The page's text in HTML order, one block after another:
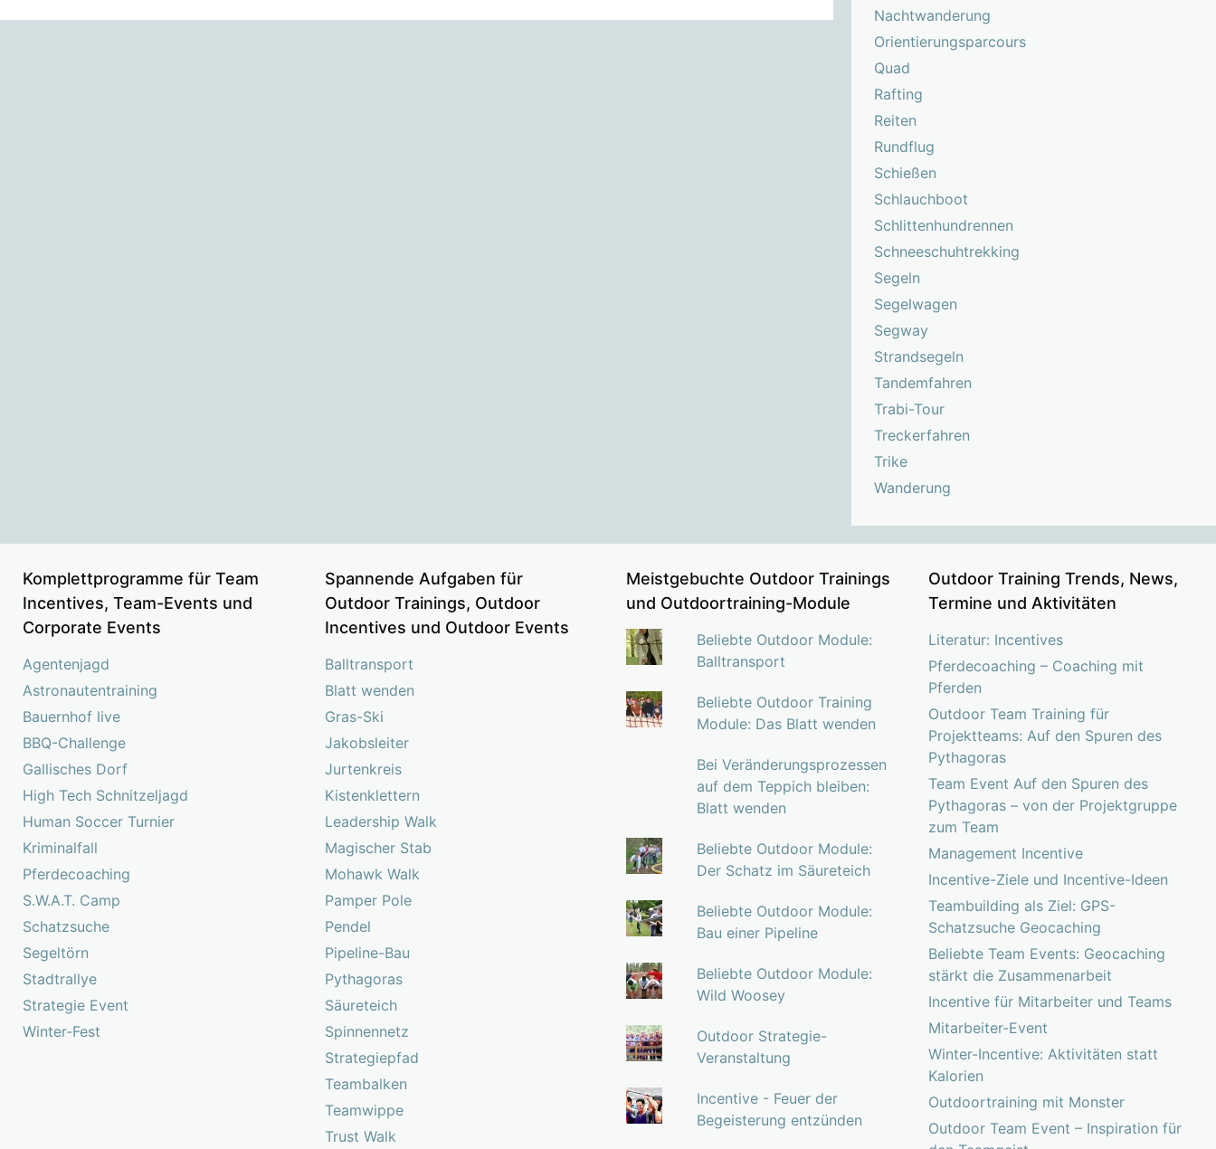
Nachtwanderung
Orientierungsparcours
Quad
Rafting
Reiten
Rundflug
Schießen
Schlauchboot
Schlittenhundrennen
Schneeschuhtrekking
Segeln
Segelwagen
Segway
Strandsegeln
Tandemfahren
Trabi-Tour
Treckerfahren
Trike
Wanderung
Komplettprogramme für Team
Incentives, Team-Events und
Corporate Events
Agentenjagd
Astronautentraining
Bauernhof live
BBQ-Challenge
Gallisches Dorf
High Tech Schnitzeljagd
Human Soccer Turnier
Kriminalfall
Pferdecoaching
S.W.A.T. Camp
Schatzsuche
Segeltörn
Stadtrallye
Strategie Event
Winter-Fest
Spannende Aufgaben für
Outdoor Trainings, Outdoor
Incentives und Outdoor Events
Balltransport
Blatt wenden
Gras-Ski
Jakobsleiter
Jurtenkreis
Kistenklettern
Leadership Walk
Magischer Stab
Mohawk Walk
Pamper Pole
Pendel
Pipeline-Bau
Pythagoras
Säureteich
Spinnennetz
Strategiepfad
Teambalken
Teamwippe
Trust Walk
Meistgebuchte Outdoor Trainings
und Outdoortraining-Module
Beliebte Outdoor Module:
Balltransport
Beliebte Outdoor Training
Module: Das Blatt wenden
Bei Veränderungsprozessen
auf dem Teppich bleiben:
Blatt wenden
Beliebte Outdoor Module:
Der Schatz im Säureteich
Beliebte Outdoor Module:
Bau einer Pipeline
Beliebte Outdoor Module:
Wild Woosey
Outdoor Strategie-
Veranstaltung
Incentive - Feuer der
Begeisterung entzünden
Outdoor Training Trends, News,
Termine und Aktivitäten
Literatur: Incentives
Pferdecoaching – Coaching mit
Pferden
Outdoor Team Training für
Projektteams: Auf den Spuren des
Pythagoras
Team Event Auf den Spuren des
Pythagoras – von der Projektgruppe
zum Team
Management Incentive
Incentive-Ziele und Incentive-Ideen
Teambuilding als Ziel: GPS-
Schatzsuche Geocaching
Beliebte Team Events: Geocaching
stärkt die Zusammenarbeit
Incentive für Mitarbeiter und Teams
Mitarbeiter-Event
Winter-Incentive: Aktivitäten statt
Kalorien
Outdoortraining mit Monster
Outdoor Team Event – Inspiration für